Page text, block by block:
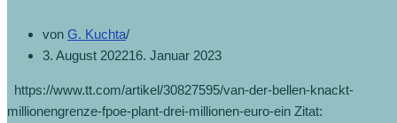
von G. Kuchta
3. August 202216. Januar 2023
https://www.tt.com/artikel/30827595/van-der-bellen-knackt-
millionengrenze-fpoe-plant-drei-millionen-euro-ein Zitat: